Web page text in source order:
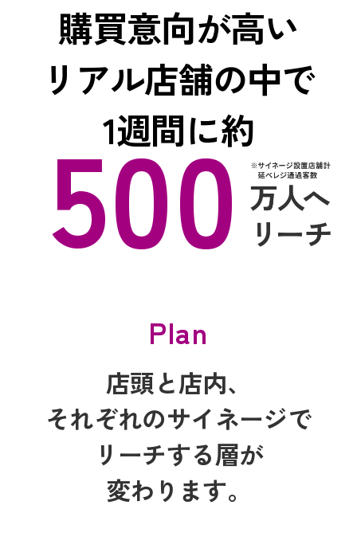
購買意向が高い
リアル店舗の中で
1週間に約
500
Plan
店頭と店内、
それぞれのサイネージで
リーチする層が
変わります。